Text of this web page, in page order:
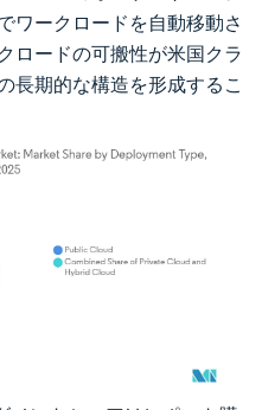
ワークロードを自動移動さ
ロードの可搬性が米国クラ
長期的な構造を形成するこ